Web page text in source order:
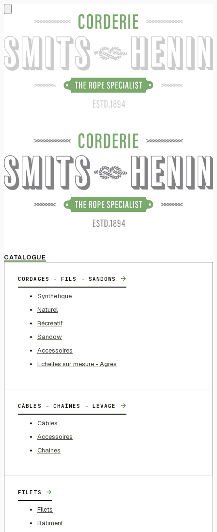
CATALOGUE
CORDAGES - FILS - SANDOWS →
Synthétique
Naturel
Récréatif
Sandow
Accessoires
Echelles sur mesure - Agrès
CÂBLES - CHAÎNES - LEVAGE →
Câbles
Accessoires
Chaines
FILETS →
Filets
Bâtiment